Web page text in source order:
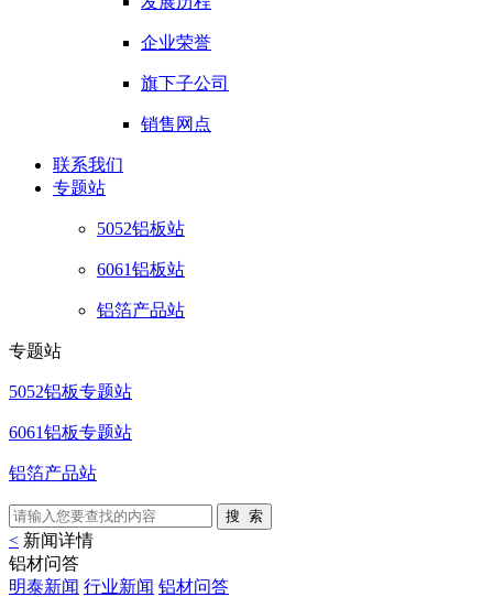
企业荣誉
旗下子公司
销售网点
联系我们
专题站
5052铝板站
6061铝板站
铝箔产品站
专题站
5052铝板专题站
6061铝板专题站
铝箔产品站
< 新闻详情
铝材问答
明泰新闻 行业新闻 铝材问答